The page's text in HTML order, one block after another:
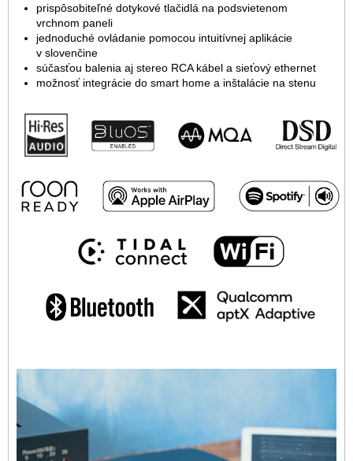
prispôsobiteľné dotykové tlačidlá na podsvietenom
vrchnom paneli
jednoduché ovládanie pomocou intuitívnej aplikácie
v slovenčine
súčasťou balenia aj stereo RCA kábel a sieťový ethernet
možnosť integrácie do smart home a inštalácie na stenu